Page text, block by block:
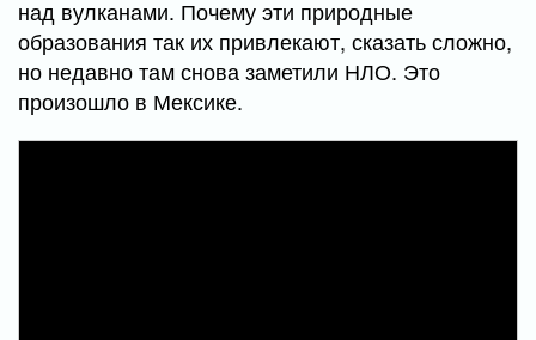
над вулканами. Почему эти природные
образования так их привлекают, сказать сложно,
но недавно там снова заметили НЛО. Это
произошло в Мексике.